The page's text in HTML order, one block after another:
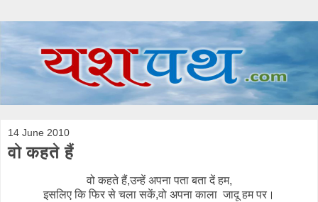
14 June 2010
वो कहते हैं
वो कहते हैं,उन्हें अपना पता बता दें हम,
इसलिए कि फिर से चला सकें,वो अपना काला जादू हम पर।